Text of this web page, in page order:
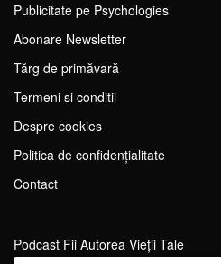
Publicitate pe Psychologies
Abonare Newsletter
Tărg de primăvară
Termeni si conditii
Despre cookies
Politica de confidențialitate
Contact
Podcast Fii Autorea Vieții Tale